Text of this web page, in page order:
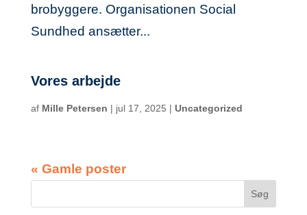
brobyggere. Organisationen Social
Sundhed ansætter...
Vores arbejde
af Mille Petersen | jul 17, 2025 | Uncategorized
« Gamle poster